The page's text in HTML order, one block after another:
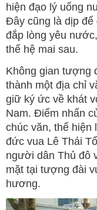
hiện đạo lý uống
Đây cũng là dịp để
đắp lòng yêu
thế hệ mai sau.
Không gian tượng
thành một địa chỉ
giữ ký ức về khát
Nam. Điểm nhấn
chúc văn, thể hiện
đức vua Lê Thái
người dân Thủ đô
mặt tại tượng đài
hương.